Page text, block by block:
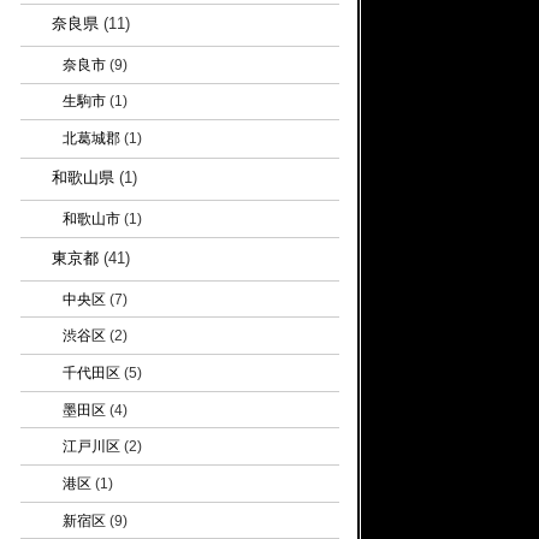
奈良県(11)
奈良市(9)
生駒市(1)
北葛城郡(1)
和歌山県(1)
和歌山市(1)
東京都(41)
中央区(7)
渋谷区 (2)
千代田区(5)
墨田区(4)
江戸川区 (2)
港区(1)
新宿区(9)